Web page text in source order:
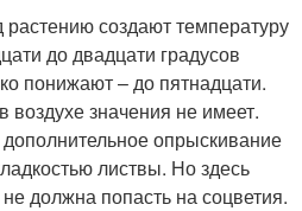
создают температуру
до двадцати градусов
понижают – до пятнадцати.
значения не имеет.
опрыскивание
листвы. Но здесь
должна попасть на соцветия.